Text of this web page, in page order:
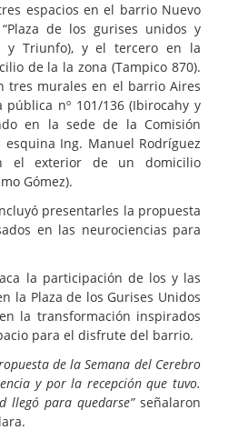
espacios en el barrio Nuevo
de los gurises unidos y
y Triunfo), y el tercero en la
de la la zona (Tampico 870).
tres murales en el barrio Aires
pública nº 101/136 (Ibirocahy y
en la sede de la Comisión
esquina Ing. Manuel Rodríguez
el exterior de un domicilio
Gómez).
presentarles la propuesta
en las neurociencias para
la participación de los y las
la Plaza de los Gurises Unidos
la transformación inspirados
para el disfrute del barrio.
de la Semana del Cerebro
y por la recepción que tuvo.
llegó para quedarse” señalaron